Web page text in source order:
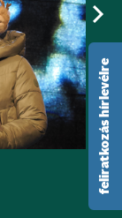
feliratkozás hírlevélre